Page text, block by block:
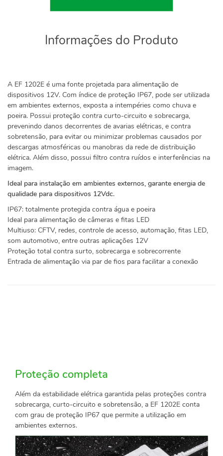
Informações do Produto
A EF 1202E é uma fonte projetada para alimentação de
dispositivos 12V. Com índice de proteção IP67, pode ser utilizada
em ambientes externos, exposta a intempéries como chuva e
poeira. Possui proteção contra curto-circuito e sobrecarga,
prevenindo danos decorrentes de avarias elétricas, e contra
sobretensão, para evitar ou minimizar problemas causados por
descargas atmosféricas ou manobras da rede de distribuição
elétrica. Além disso, possui filtro contra ruídos e interferências na
imagem.
Ideal para instalação em ambientes externos, garante energia de
qualidade para dispositivos 12Vdc.
IP67: totalmente protegida contra água e poeira
Ideal para alimentação de câmeras e fitas LED
Multiuso: CFTV, redes, controle de acesso, automação, fitas LED,
som automotivo, entre outras aplicações 12V
Proteção total contra surto, sobrecarga e sobrecorrente
Entrada de alimentação via par de fios para facilitar a conexão
Proteção completa
Além da estabilidade elétrica garantida pelas proteções contra
sobrecarga, curto-circuito e sobretensão, a EF 1202E conta
com grau de proteção IP67 que permite a utilização em
ambientes externos.